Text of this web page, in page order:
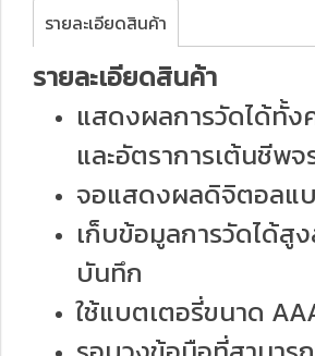
รายละเอียดสินค้า
รายละเอียดสินค้า
แสดงผลการวัดได้ทั้ง
และอัตราการเต้นชีพจ
จอแสดงผลดิจิตอลแ
เก็บข้อมูลการวัดได้สู
บันทึก
ใช้แบตเตอรี่ขนาด